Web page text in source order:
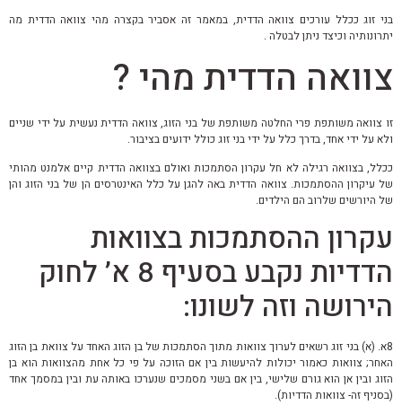
בני זוג ככלל עורכים צוואה הדדית, במאמר זה אסביר בקצרה מהי צוואה הדדית מה
יתרונותיה וכיצד ניתן לבטלה .
צוואה הדדית מהי ?
זו צוואה משותפת פרי החלטה משותפת של בני הזוג, צוואה הדדית נעשית על ידי שניים
ולא על ידי אחד, בדרך כלל על ידי בני זוג כולל ידועים בציבור.
ככלל, בצוואה רגילה לא חל עקרון הסתמכות ואולם בצוואה הדדית קיים אלמנט מהותי
של עיקרון ההסתמכות. צוואה הדדית באה להגן על כלל האינטרסים הן של בני הזוג והן
של היורשים שלרוב הם הילדים.
עקרון ההסתמכות בצוואות
הדדיות נקבע בסעיף 8 א’ לחוק
הירושה וזה לשונו:
8א. (א) בני זוג רשאים לערוך צוואות מתוך הסתמכות של בן הזוג האחד על צוואת בן הזוג
האחר; צוואות כאמור יכולות להיעשות בין אם הזוכה על פי כל אחת מהצוואות הוא בן
הזוג ובין אן הוא גורם שלישי, בין אם בשני מסמכים שנערכו באותה עת ובין במסמך אחד
(בסניף זה- צוואות הדדיות).